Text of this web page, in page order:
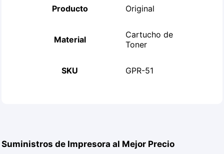
Producto Original
Material
Cartucho de
Toner
SKU GPR-51
Suministros de Impresora al Mejor Precio